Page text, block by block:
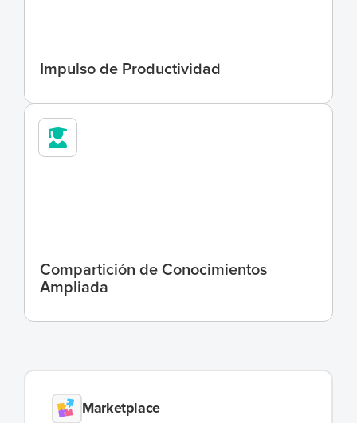
Impulso de Productividad
Compartición de Conocimientos
Ampliada
Marketplace